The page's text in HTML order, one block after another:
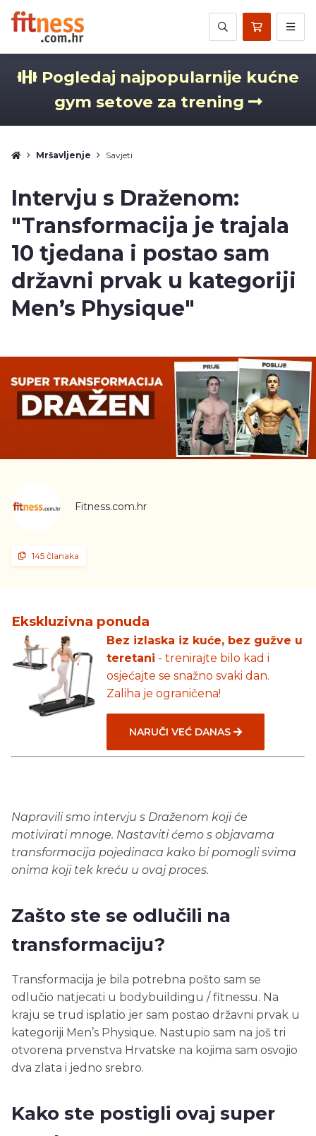
Pogledaj najpopularnije kućne
gym setove za trening
Mršavljenje Savjeti
Intervju s Draženom:
"Transformacija je trajala
10 tjedana i postao sam
državni prvak u kategoriji
Men’s Physique"
Fitness.com.hr
145 članaka
Ekskluzivna ponuda
Bez izlaska iz kuće, bez gužve u
teretani - trenirajte bilo kad i
osjećajte se snažno svaki dan.
Zaliha je ograničena!
NARUČI VEĆ DANAS
Napravili smo intervju s Draženom koji će
motivirati mnoge. Nastaviti ćemo s objavama
transformacija pojedinaca kako bi pomogli svima
onima koji tek kreću u ovaj proces.
Zašto ste se odlučili na
transformaciju?
Transformacija je bila potrebna pošto sam se
odlučio natjecati u bodybuildingu / fitnessu. Na
kraju se trud isplatio jer sam postao državni prvak u
kategoriji Men’s Physique. Nastupio sam na još tri
otvorena prvenstva Hrvatske na kojima sam osvojio
dva zlata i jedno srebro.
Kako ste postigli ovaj super